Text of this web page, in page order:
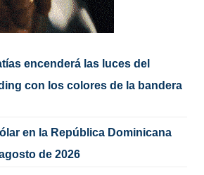
encenderá las luces del
con los colores de la bandera
en la República Dominicana
de 2026